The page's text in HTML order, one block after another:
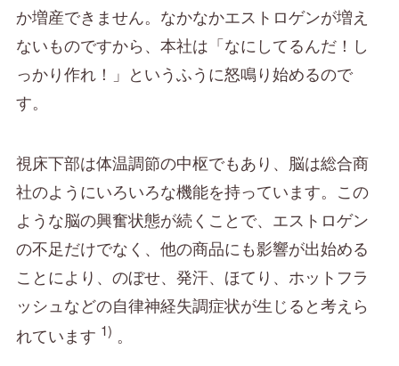
か増産できません。なかなかエストロゲンが増え
ないものですから、本社は「なにしてるんだ！し
っかり作れ！」というふうに怒鳴り始めるので
す。
視床下部は体温調節の中枢でもあり、脳は総合商
社のようにいろいろな機能を持っています。この
ような脳の興奮状態が続くことで、エストロゲン
の不足だけでなく、他の商品にも影響が出始める
ことにより、のぼせ、発汗、ほてり、ホットフラ
ッシュなどの自律神経失調症状が生じると考えら
れています 1) 。